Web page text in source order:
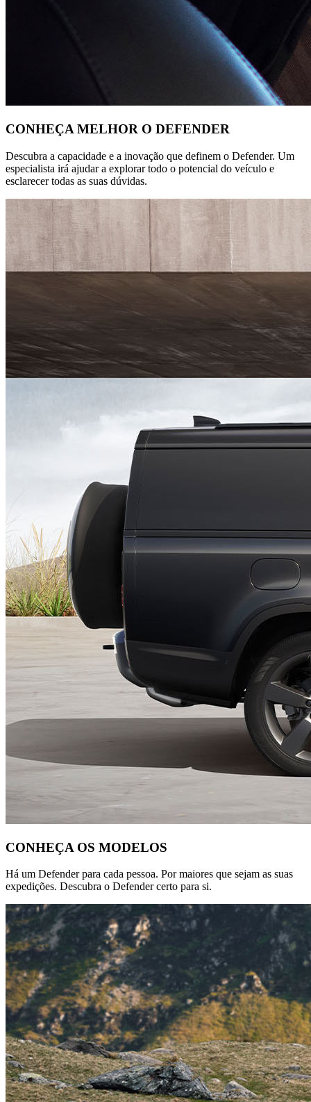
CONHEÇA MELHOR O DEFENDER
Descubra a capacidade e a inovação que definem o Defender. Um
especialista irá ajudar a explorar todo o potencial do veículo e
esclarecer todas as suas dúvidas.
CONHEÇA OS MODELOS
Há um Defender para cada pessoa. Por maiores que sejam as suas
expedições. Descubra o Defender certo para si.